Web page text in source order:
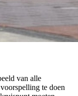
van alle
te doen